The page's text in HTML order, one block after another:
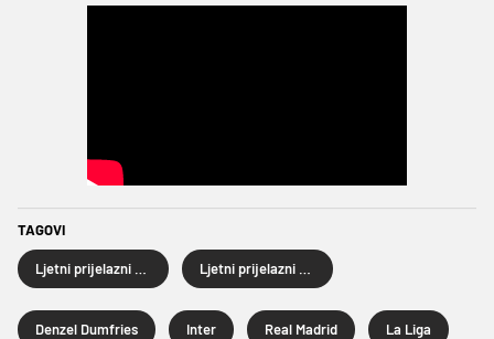
TAGOVI
Denzel Dumfries Inter Real Madrid La Liga